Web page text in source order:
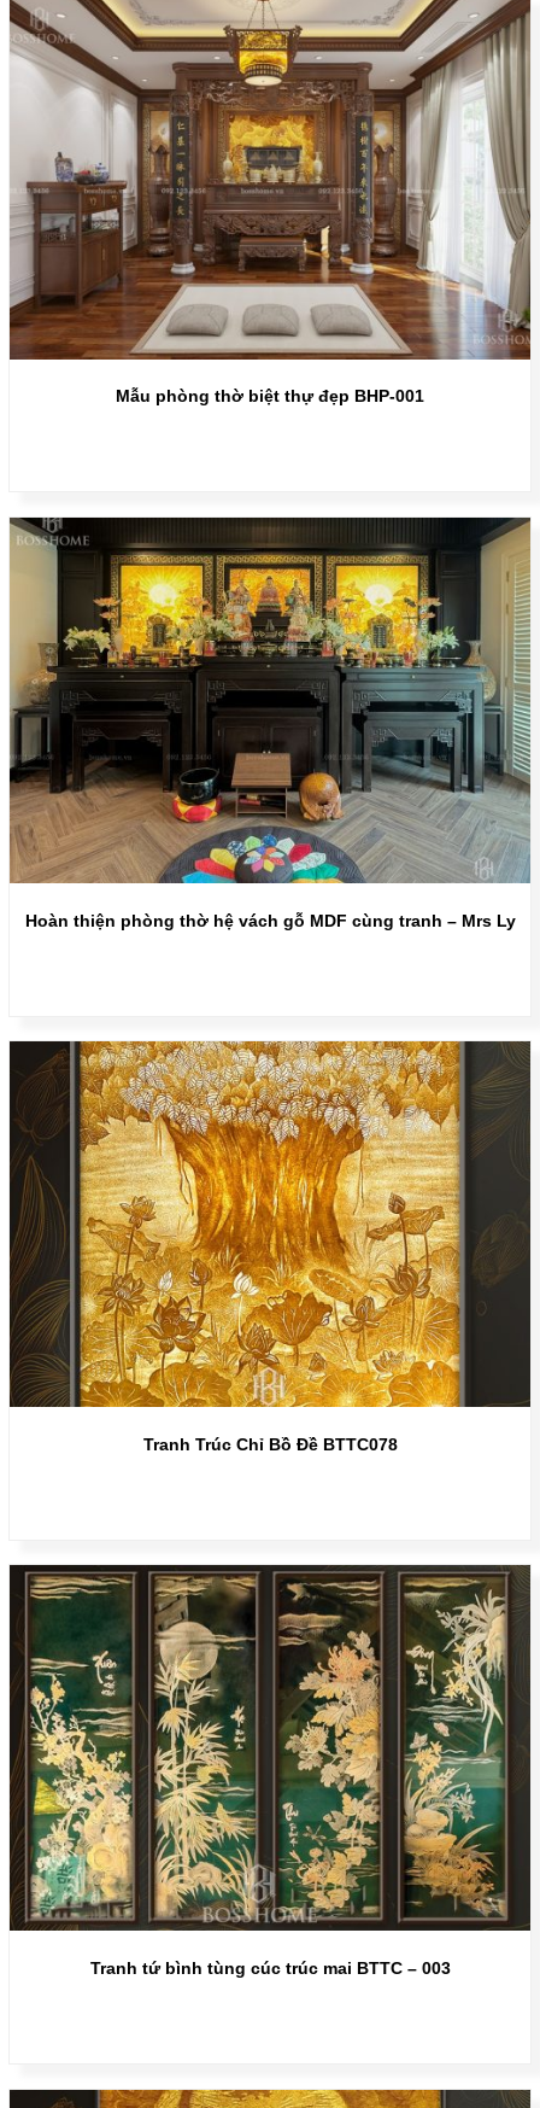
Mẫu phòng thờ biệt thự đẹp BHP-001
Hoàn thiện phòng thờ hệ vách gỗ MDF cùng tranh – Mrs Ly
Tranh Trúc Chỉ Bồ Đề BTTC078
Tranh tứ bình tùng cúc trúc mai BTTC – 003